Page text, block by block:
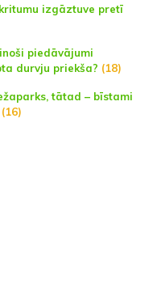
izgāztuve pretī
piedāvājumi
durvju priekša? (18)
tātad – bīstami
(16)